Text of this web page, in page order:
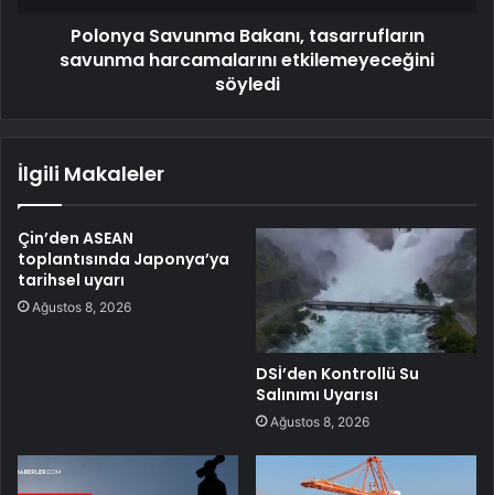
Polonya Savunma Bakanı, tasarrufların
savunma harcamalarını etkilemeyeceğini
söyledi
İlgili Makaleler
Çin’den ASEAN
toplantısında Japonya’ya
tarihsel uyarı
Ağustos 8, 2026
DSİ’den Kontrollü Su
Salınımı Uyarısı
Ağustos 8, 2026